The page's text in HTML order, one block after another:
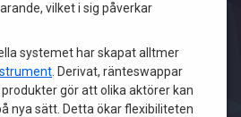
vilket i sig påverkar
systemet har skapat alltmer
. Derivat, ränteswappar
gör att olika aktörer kan
nya sätt. Detta ökar flexibiliteten